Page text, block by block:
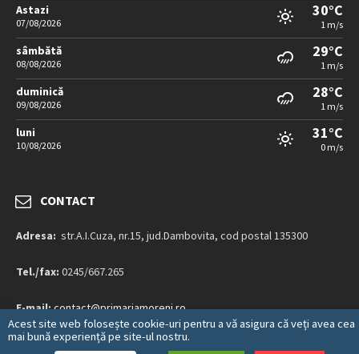
Astazi
07/08/2026
30°C
1 m/s
sâmbătă
08/08/2026
29°C
1 m/s
duminică
09/08/2026
28°C
1 m/s
luni
10/08/2026
31°C
0 m/s
CONTACT
Adresa: str.A.I.Cuza, nr.15, jud.Dambovita, cod postal 135300
Tel./fax: 0245/667.265
E-mail:contact@primariamoreni.ro
Mai multe detalii…
Acest site web folosește cookie-uri pentru a vă asigura că veți avea cea
mai bună experiență pe site-ul nostru.